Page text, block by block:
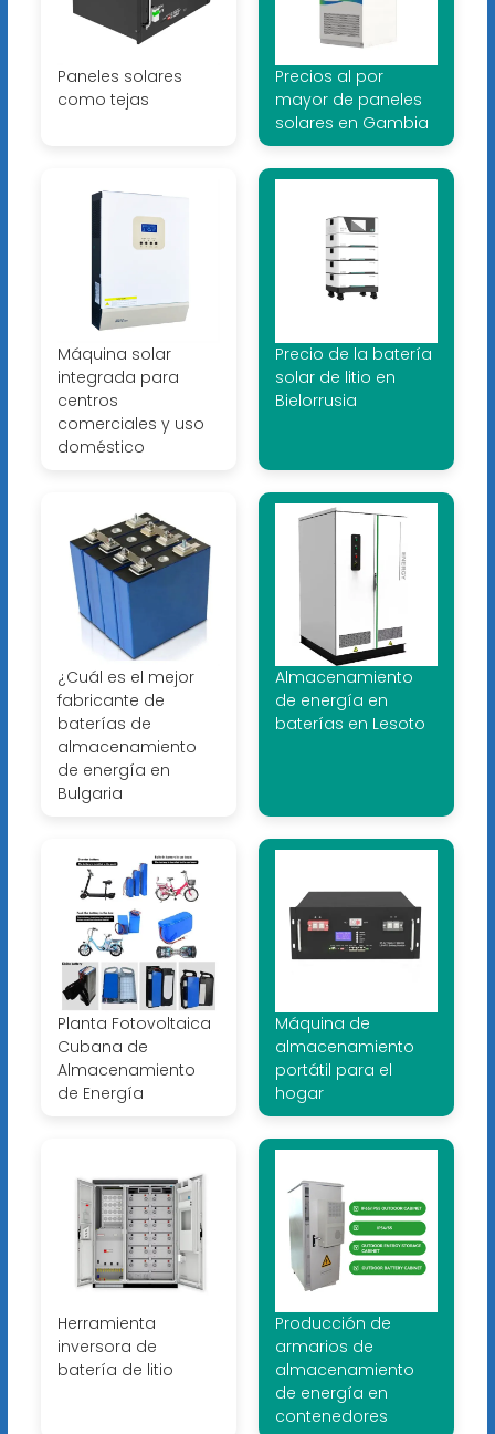
Paneles solares
como tejas
Precios al por
mayor de paneles
solares en Gambia
Máquina solar
integrada para
centros
comerciales y uso
doméstico
Precio de la batería
solar de litio en
Bielorrusia
¿Cuál es el mejor
fabricante de
baterías de
almacenamiento
de energía en
Bulgaria
Almacenamiento
de energía en
baterías en Lesoto
Planta Fotovoltaica
Cubana de
Almacenamiento
de Energía
Máquina de
almacenamiento
portátil para el
hogar
Herramienta
inversora de
batería de litio
Producción de
armarios de
almacenamiento
de energía en
contenedores